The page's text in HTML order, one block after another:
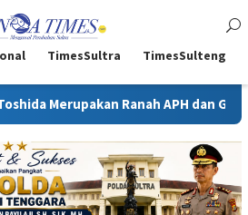
TimesSultra TimesSulteng
APH dan Gakkum ESDM